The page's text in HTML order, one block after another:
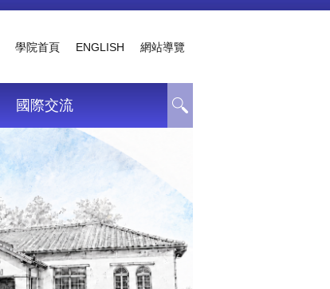
學院首頁 ENGLISH 網站導覽
國際交流